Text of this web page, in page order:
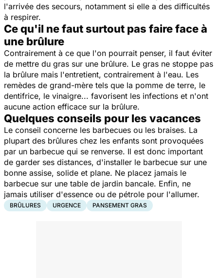
l'arrivée des secours, notamment si elle a des difficultés
à respirer.
Ce qu'il ne faut surtout pas faire face à
une brûlure
Contrairement à ce que l'on pourrait penser, il faut éviter
de mettre du gras sur une brûlure. Le gras ne stoppe pas
la brûlure mais l'entretient, contrairement à l'eau. Les
remèdes de grand-mère tels que la pomme de terre, le
dentifrice, le vinaigre... favorisent les infections et n'ont
aucune action efficace sur la brûlure.
Quelques conseils pour les vacances
Le conseil concerne les barbecues ou les braises. La
plupart des brûlures chez les enfants sont provoquées
par un barbecue qui se renverse. Il est donc important
de garder ses distances, d'installer le barbecue sur une
bonne assise, solide et plane. Ne placez jamais le
barbecue sur une table de jardin bancale. Enfin, ne
jamais utiliser d'essence ou de pétrole pour l'allumer.
BRÛLURES URGENCE PANSEMENT GRAS